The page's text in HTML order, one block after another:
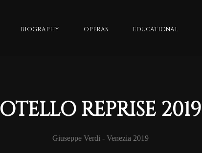
BIOGRAPHY OPERAS EDUCATIONAL
OTELLO REPRISE 2019
Giuseppe Verdi - Venezia 2019